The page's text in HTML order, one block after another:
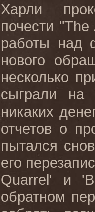
Харли
почести "The
работы над
нового
несколько
сыграли на
никаких
отчетов о
пытался
его
Quarrel' и '
обратном